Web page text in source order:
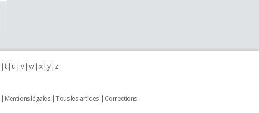
t u v w x y z
Mentions légales Tous les articles
Corrections